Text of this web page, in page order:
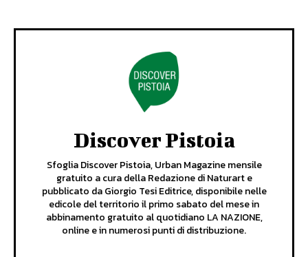
Discover Pistoia
Sfoglia Discover Pistoia, Urban Magazine mensile
gratuito a cura della Redazione di Naturart e
pubblicato da Giorgio Tesi Editrice, disponibile nelle
edicole del territorio il primo sabato del mese in
abbinamento gratuito al quotidiano LA NAZIONE,
online e in numerosi punti di distribuzione.